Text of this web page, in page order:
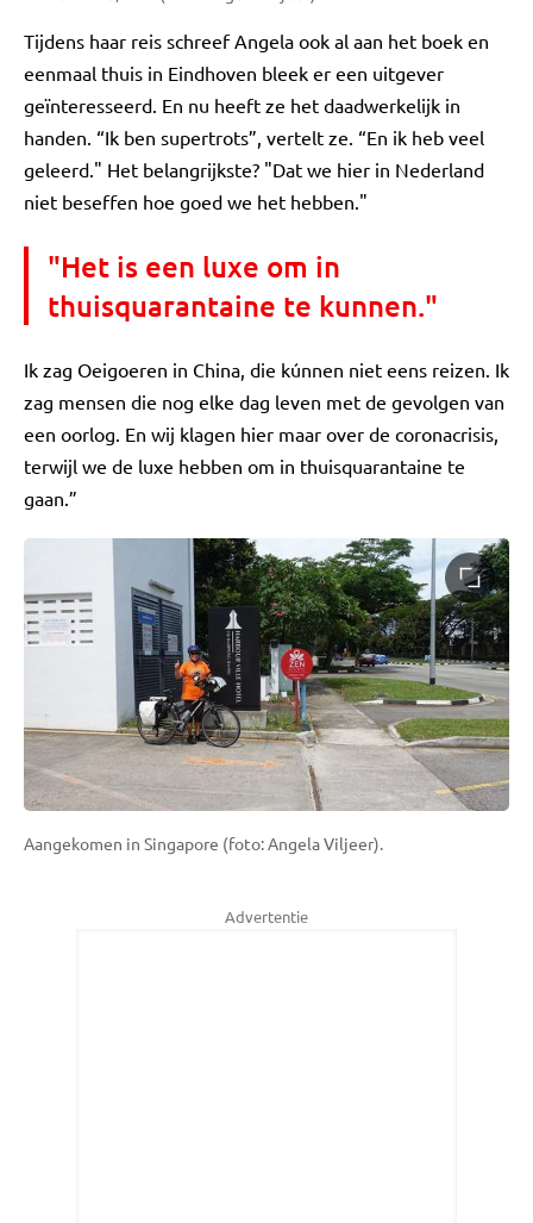
Tijdens haar reis schreef Angela ook al aan het boek en
eenmaal thuis in Eindhoven bleek er een uitgever
geïnteresseerd. En nu heeft ze het daadwerkelijk in
handen. “Ik ben supertrots”, vertelt ze. “En ik heb veel
geleerd." Het belangrijkste? "Dat we hier in Nederland
niet beseffen hoe goed we het hebben."
"Het is een luxe om in
thuisquarantaine te kunnen."
Ik zag Oeigoeren in China, die kúnnen niet eens reizen. Ik
zag mensen die nog elke dag leven met de gevolgen van
een oorlog. En wij klagen hier maar over de coronacrisis,
terwijl we de luxe hebben om in thuisquarantaine te
gaan.”
Aangekomen in Singapore (foto: Angela Viljeer).
Advertentie